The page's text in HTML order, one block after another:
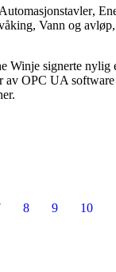
,
,Vann og avløp
Winje signerte
av OPC UA
8 9 10